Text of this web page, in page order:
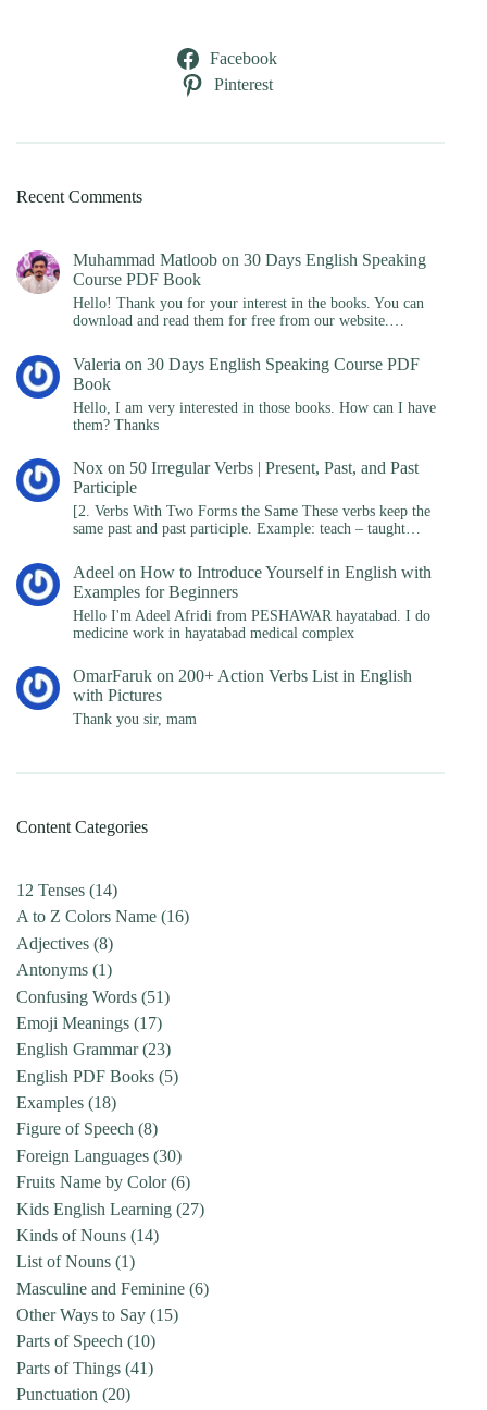
Facebook
Pinterest
Recent Comments
Muhammad Matloob on 30 Days English Speaking
Course PDF Book
Hello! Thank you for your interest in the books. You can
download and read them for free from our website.…
Valeria on 30 Days English Speaking Course PDF
Book
Hello, I am very interested in those books. How can I have
them? Thanks
Nox on 50 Irregular Verbs | Present, Past, and Past
Participle
[2. Verbs With Two Forms the Same These verbs keep the
same past and past participle. Example: teach – taught…
Adeel on How to Introduce Yourself in English with
Examples for Beginners
Hello I'm Adeel Afridi from PESHAWAR hayatabad. I do
medicine work in hayatabad medical complex
OmarFaruk on 200+ Action Verbs List in English
with Pictures
Thank you sir, mam
Content Categories
12 Tenses (14)
A to Z Colors Name (16)
Adjectives (8)
Antonyms (1)
Confusing Words (51)
Emoji Meanings (17)
English Grammar(23)
English PDF Books (5)
Examples (18)
Figure of Speech (8)
Foreign Languages (30)
Fruits Name by Color(6)
Kids English Learning (27)
Kinds of Nouns (14)
List of Nouns (1)
Masculine and Feminine (6)
Other Ways to Say (15)
Parts of Speech (10)
Parts of Things (41)
Punctuation (20)